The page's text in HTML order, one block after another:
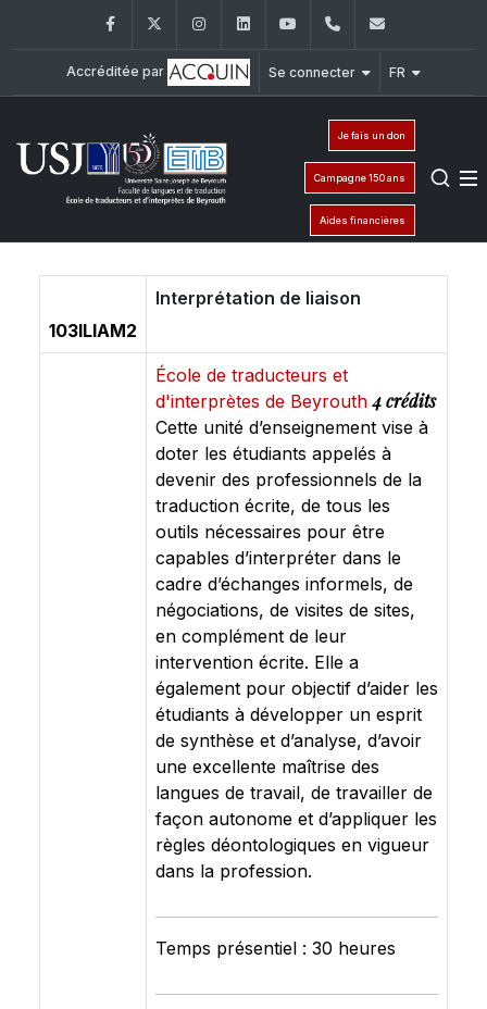
FacebookTwitter InstagramLinkedInYouTube+961 (1) 421 000
Accréditée par Se connecter FR
Je fais un don
Campagne 150 ans
Aides financières
103ILIAM2
Interprétation de liaison
École de traducteurs et
d'interprètes de Beyrouth4 crédits
Cette unité d’enseignement vise à
doter les étudiants appelés à
devenir des professionnels de la
traduction écrite, de tous les
outils nécessaires pour être
capables d’interpréter dans le
cadre d’échanges informels, de
négociations, de visites de sites,
en complément de leur
intervention écrite. Elle a
également pour objectif d’aider les
étudiants à développer un esprit
de synthèse et d’analyse, d’avoir
une excellente maîtrise des
langues de travail, de travailler de
façon autonome et d’appliquer les
règles déontologiques en vigueur
dans la profession.
Temps présentiel : 30 heures